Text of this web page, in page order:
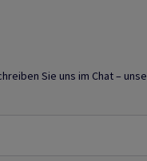
Sie uns im Chat –